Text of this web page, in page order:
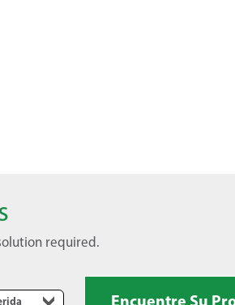
required.
Encuentre Su